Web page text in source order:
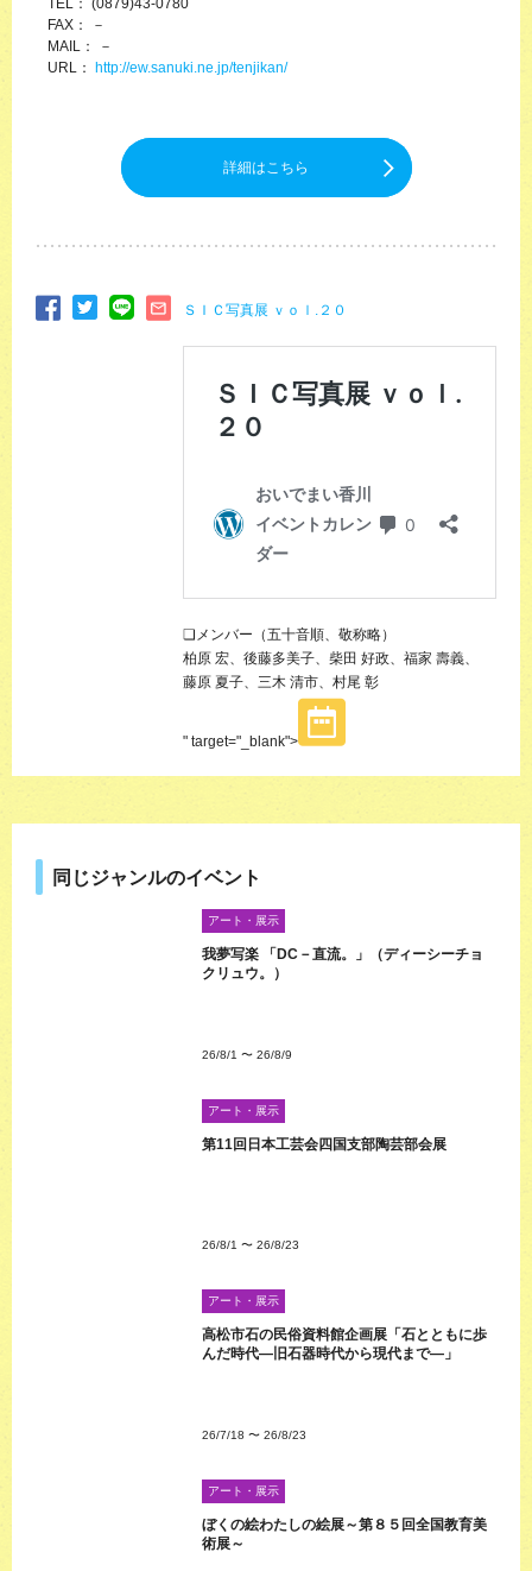
TEL： (0879)43-0780
FAX： －
MAIL： －
URL： http://ew.sanuki.ne.jp/tenjikan/
詳細はこちら
ＳＩＣ写真展 ｖｏｌ.２０
❏メンバー（五十音順、敬称略）
柏原 宏、後藤多美子、柴田 好政、福家 壽義、
藤原 夏子、三木 清市、村尾 彰
" target="_blank">
同じジャンルのイベント
アート・展示
我夢写楽 「DC－直流。」（ディーシーチョ
クリュウ。）
26/8/1 〜 26/8/9
アート・展示
第11回日本工芸会四国支部陶芸部会展
26/8/1 〜 26/8/23
アート・展示
高松市石の民俗資料館企画展「石とともに歩
んだ時代―旧石器時代から現代まで―」
26/7/18 〜 26/8/23
アート・展示
ぼくの絵わたしの絵展～第８５回全国教育美
術展～